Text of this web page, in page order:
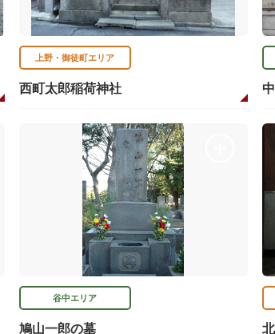
上野・御徒町エリア
西町太郎稲荷神社
谷中エリア
鳩山一郎の墓